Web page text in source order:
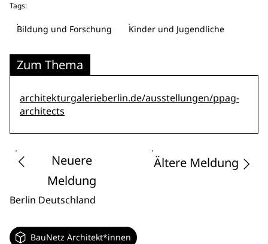
Tags:
Bildung und Forschung Kinder und Jugendliche
Zum Thema
architekturgalerieberlin.de/ausstellungen/ppag-
architects
Neuere
Meldung
Ältere Meldung
Berlin Deutschland
BauNetz Architekt*innen